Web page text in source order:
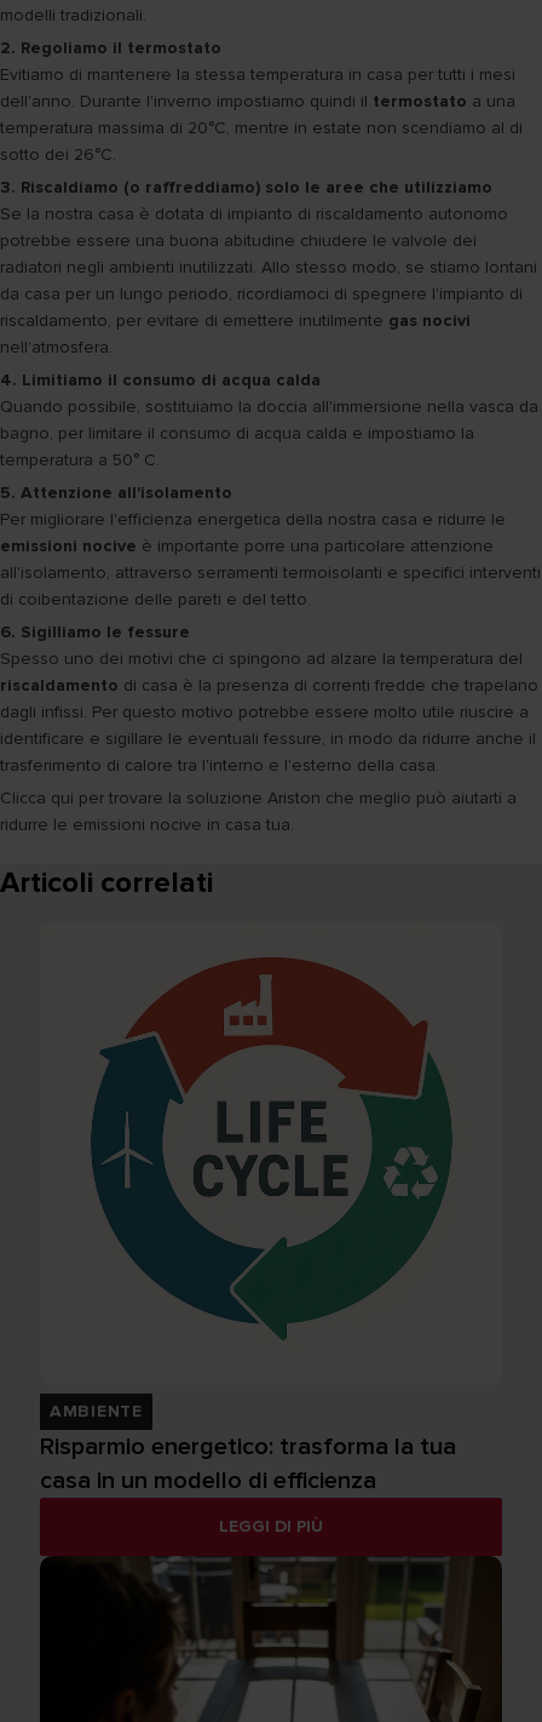
modelli tradizionali.
2. Regoliamo il termostato
Evitiamo di mantenere la stessa temperatura in casa per tutti i mesi
dell'anno. Durante l'inverno impostiamo quindi il termostato a una
temperatura massima di 20°C, mentre in estate non scendiamo al di
sotto dei 26°C.
3. Riscaldiamo (o raffreddiamo) solo le aree che utilizziamo
Se la nostra casa è dotata di impianto di riscaldamento autonomo
potrebbe essere una buona abitudine chiudere le valvole dei
radiatori negli ambienti inutilizzati. Allo stesso modo, se stiamo lontani
da casa per un lungo periodo, ricordiamoci di spegnere l'impianto di
riscaldamento, per evitare di emettere inutilmente gas nocivi
nell'atmosfera.
4. Limitiamo il consumo di acqua calda
Quando possibile, sostituiamo la doccia all'immersione nella vasca da
bagno, per limitare il consumo di acqua calda e impostiamo la
temperatura a 50° C.
5. Attenzione all'isolamento
Per migliorare l'efficienza energetica della nostra casa e ridurre le
emissioni nocive è importante porre una particolare attenzione
all'isolamento, attraverso serramenti termoisolanti e specifici interventi
di coibentazione delle pareti e del tetto.
6. Sigilliamo le fessure
Spesso uno dei motivi che ci spingono ad alzare la temperatura del
riscaldamento di casa è la presenza di correnti fredde che trapelano
dagli infissi. Per questo motivo potrebbe essere molto utile riuscire a
identificare e sigillare le eventuali fessure, in modo da ridurre anche il
trasferimento di calore tra l'interno e l'esterno della casa.
Clicca qui per trovare la soluzione Ariston che meglio può aiutarti a
ridurre le emissioni nocive in casa tua.
Articoli correlati
AMBIENTE
Risparmio energetico: trasforma la tua
casa in un modello di efficienza
LEGGI DI PIÙ